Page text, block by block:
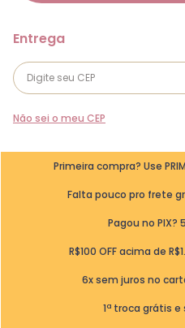
Não sei o meu CEP
Primeira compra? Use
Falta pouco pro frete
Pagou no PIX?
R$100 OFF acima de
6x sem juros no
1ª troca grátis